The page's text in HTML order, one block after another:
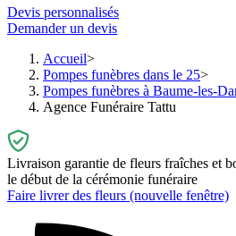
Devis personnalisés
Demander un devis
Accueil
Pompes funèbres dans le 25
Pompes funèbres à Baume-les-
Agence Funéraire Tattu
Livraison garantie de fleurs fraîches et
le début de la cérémonie funéraire
Faire livrer des fleurs (nouvelle fenêtre)